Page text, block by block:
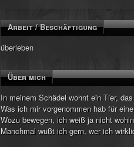
Arbeit / Beschäftigung
überleben
Über mich
In meinem Schädel wohnt ein Tier,
Was ich mir vorgenommen hab für
Wozu bewegen, ich weiß ja nicht wohin
Manchmal wüßt ich gern, wer ich